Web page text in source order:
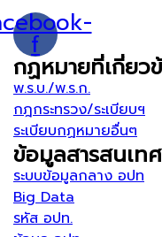
f
กฏหมายที่เกี่ยว
พ.ร.บ./พ.ร.ก.
กฎกระทรวง/ระเบียบฯ
ระเบียบกฏหมายอื่นๆ
ข้อมูลสารสนเทศ
ระบบข้อมูลกลาง อปท
Big Data
รหัส อปท.